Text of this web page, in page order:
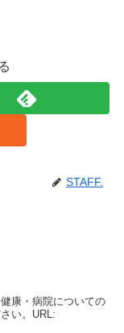
STAFF.
康・病院についての
い。URL: